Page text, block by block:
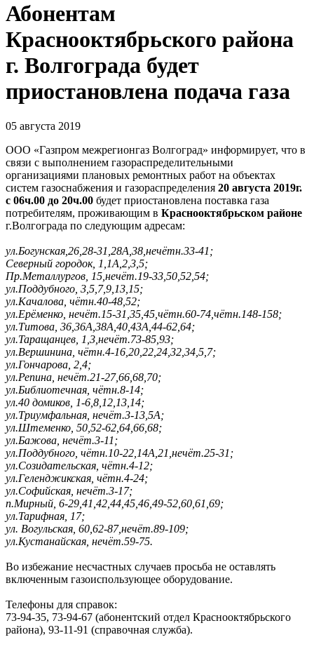
Абонентам
Краснооктябрьского района
г. Волгограда будет
приостановлена подача газа
05 августа 2019
ООО «Газпром межрегионгаз Волгоград» информирует, что в
связи с выполнением газораспределительными
организациями плановых ремонтных работ на объектах
систем газоснабжения и газораспределения 20 августа 2019г.
с 06ч.00 до 20ч.00 будет приостановлена поставка газа
потребителям, проживающим в Краснооктябрьском районе
г.Волгограда по следующим адресам:
ул.Богунская,26,28-31,28А,38,нечётн.33-41;
Северный городок, 1,1А,2,3,5;
Пр.Металлургов, 15,нечёт.19-33,50,52,54;
ул.Поддубного, 3,5,7,9,13,15;
ул.Качалова, чётн.40-48,52;
ул.Ерёменко, нечёт.15-31,35,45,чётн.60-74,чётн.148-158;
ул.Титова, 36,36А,38А,40,43А,44-62,64;
ул.Таращанцев, 1,3,нечёт.73-85,93;
ул.Вершинина, чётн.4-16,20,22,24,32,34,5,7;
ул.Гончарова, 2,4;
ул.Репина, нечёт.21-27,66,68,70;
ул.Библиотечная, чётн.8-14;
ул.40 домиков, 1-6,8,12,13,14;
ул.Триумфальная, нечёт.3-13,5А;
ул.Штеменко, 50,52-62,64,66,68;
ул.Бажова, нечёт.3-11;
ул.Поддубного, чётн.10-22,14А,21,нечёт.25-31;
ул.Созидательская, чётн.4-12;
ул.Геленджикская, чётн.4-24;
ул.Софийская, нечёт.3-17;
п.Мирный, 6-29,41,42,44,45,46,49-52,60,61,69;
ул.Тарифная, 17;
ул. Вогульская, 60,62-87,нечёт.89-109;
ул.Кустанайская, нечёт.59-75.
Во избежание несчастных случаев просьба не оставлять
включенным газоиспользующее оборудование.
Телефоны для справок:
73-94-35, 73-94-67 (абонентский отдел Краснооктябрьского
района), 93-11-91 (справочная служба).